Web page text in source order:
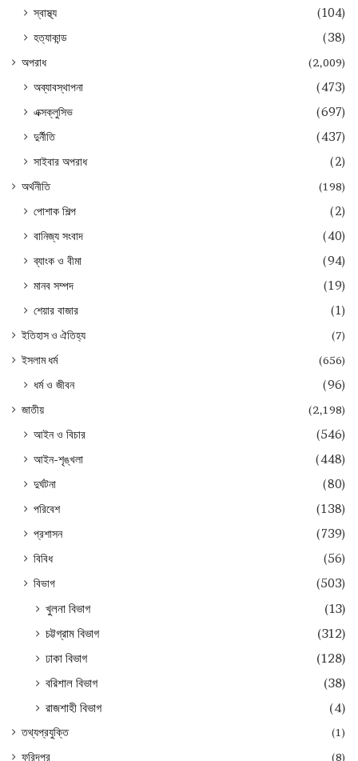
স্বাস্থ্য
(104)
হত্যাকান্ড
(38)
অপরাধ (2,009)
অব্যাবস্থাপনা
(473)
এক্সক্লুসিভ
(697)
দুর্নীতি
(437)
সাইবার অপরাধ
(2)
অর্থনীতি (198)
পোশাক শিল্প
(2)
বানিজ্য সংবাদ
(40)
ব্যাংক ও বীমা
(94)
মানব সম্পদ
(19)
শেয়ার বাজার
(1)
ইতিহাস ও ঐতিহ্য
(7)
ইসলাম ধর্ম
(656)
ধর্ম ও জীবন (96)
জাতীয় (2,198)
আইন ও বিচার
(546)
আইন-শৃঙ্খলা
(448)
দুর্ঘটনা
(80)
পরিবেশ
(138)
প্রশাসন
(739)
বিবিধ
(56)
বিভাগ
(503)
খুলনা বিভাগ
(13)
চট্টগ্রাম বিভাগ
(312)
ঢাকা বিভাগ
(128)
বরিশাল বিভাগ
(38)
রাজশাহী বিভাগ
(4)
তথ্যপ্রযুক্তি
(1)
ফরিদপুর
(8)